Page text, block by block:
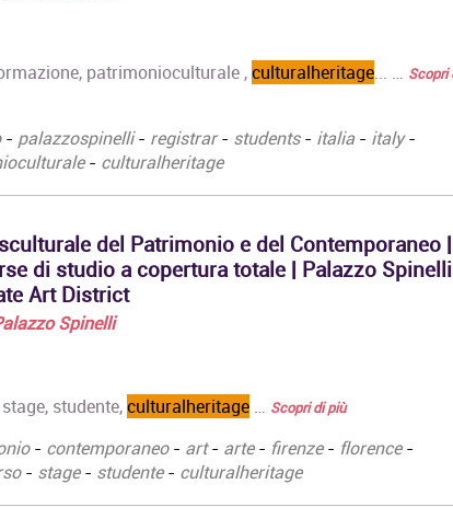
patrimonioculturale ,culturalheritage... … Scopri
- palazzospinelli- registrar- students- italia- italy-
- culturalheritage
del Patrimonio e del Contemporaneo |
di studio a copertura totale | Palazzo Spinelli
Art District
Spinelli
studente,culturalheritage … Scopri di più
- contemporaneo- art- arte- firenze- florence-
- stage- studente- culturalheritage